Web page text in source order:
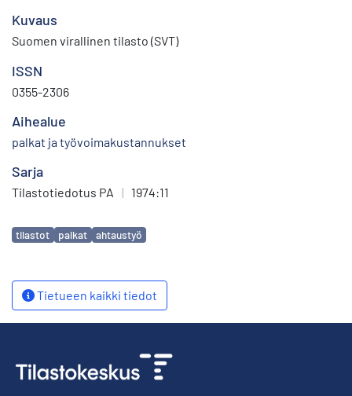
Kuvaus
Suomen virallinen tilasto (SVT)
ISSN
0355-2306
Aihealue
palkat ja työvoimakustannukset
Sarja
Tilastotiedotus PA | 1974:11
Avainsanat
tilastot palkat ahtaustyö
Tietueen kaikki tiedot